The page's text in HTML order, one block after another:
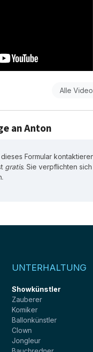
Alle
an Anton
Formular
gratis. Sie verpflichten
UNTERHALTUNG
Showkünstler
Zauberer
Komiker
Ballonkünstler
Clown
Jongleur